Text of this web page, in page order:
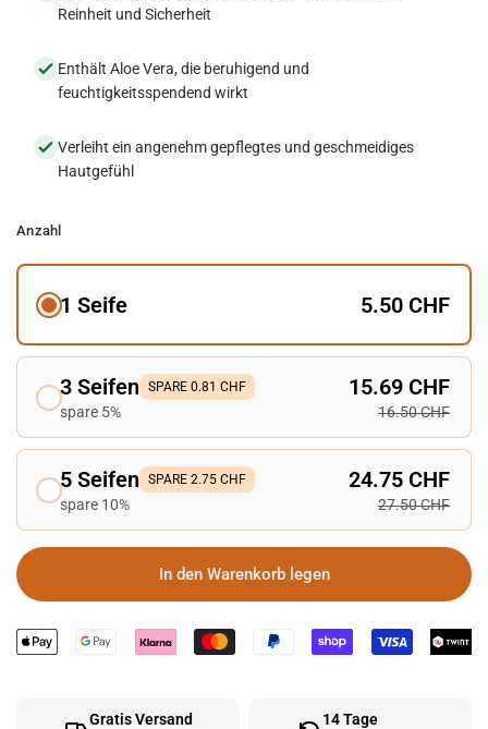
Reinheit und Sicherheit
Enthält Aloe Vera, die beruhigend und
feuchtigkeitsspendend wirkt
Verleiht ein angenehm gepflegtes und geschmeidiges
Hautgefühl
Anzahl
1 Seife 5.50 CHF
3 Seifen SPARE 0.81 CHF
spare 5%
15.69 CHF
16.50 CHF
5 Seifen SPARE 2.75 CHF
spare 10%
24.75 CHF
27.50 CHF
In den Warenkorb legen
Gratis Versand
14 Tage